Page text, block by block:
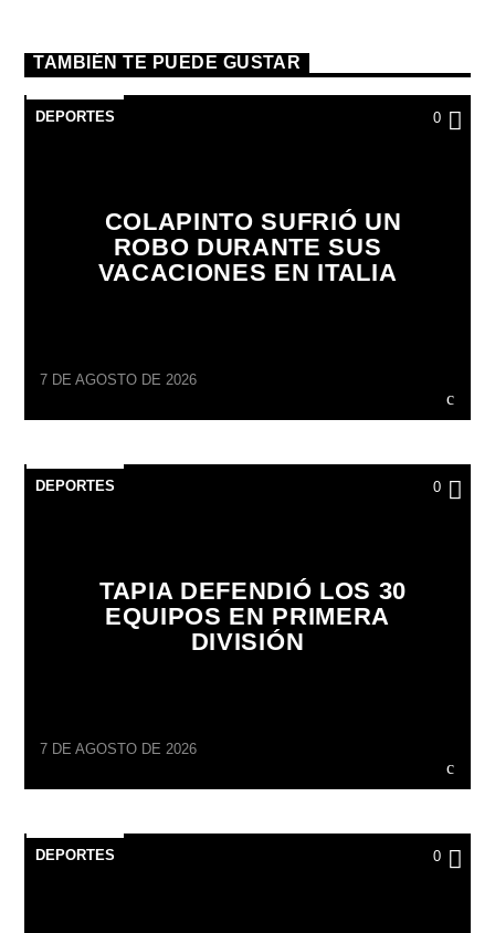
TAMBIÉN TE PUEDE GUSTAR
DEPORTES 0
COLAPINTO SUFRIÓ UN
ROBO DURANTE SUS
VACACIONES EN ITALIA
7 DE AGOSTO DE 2026
DEPORTES 0
TAPIA DEFENDIÓ LOS 30
EQUIPOS EN PRIMERA
DIVISIÓN
7 DE AGOSTO DE 2026
DEPORTES 0